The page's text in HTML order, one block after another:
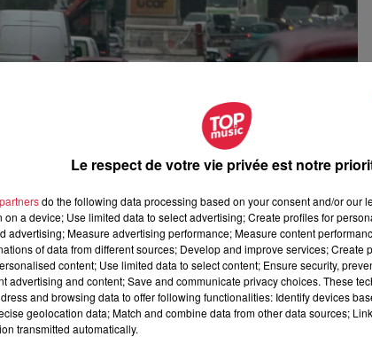
en commun
de la M35 est réservée aux cars, bus, covoiturage
19h, du lundi au vendredi. Ce sera le cas dans le sens
et dans le sens Sud-Nord, depuis la Vigie
Le respect de votre vie privée est notre
do the following data processing based on your consent and/or our
on a device; Use limited data to select advertising; Create profiles for
advertising; Measure advertising performance; Measure content
of data from different sources; Develop and improve services; Create
content; Use limited data to select content; Ensure security,
advertising and content; Save and communicate privacy choices. These
and browsing data to offer following functionalities: Identify devices
geolocation data; Match and combine data from other data sources;
transmitted automatically.